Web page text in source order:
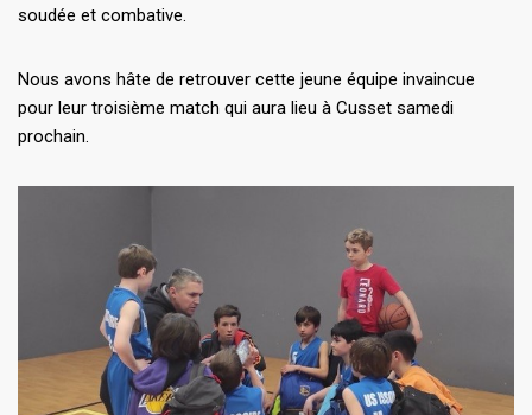
soudée et combative.
Nous avons hâte de retrouver cette jeune équipe invaincue
pour leur troisième match qui aura lieu à Cusset samedi
prochain.